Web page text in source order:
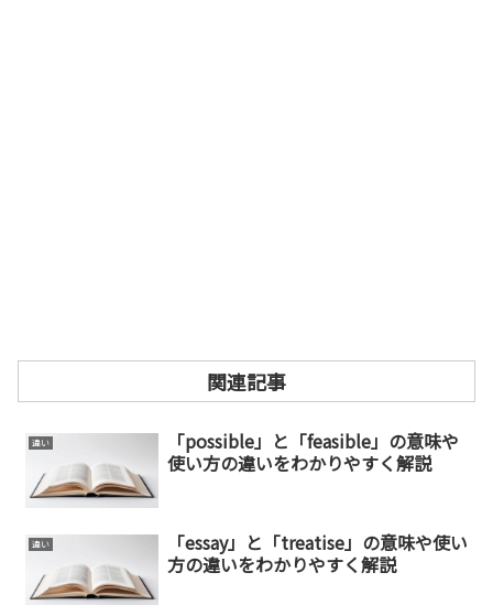
関連記事
違い
「possible」と「feasible」の意味や
使い方の違いをわかりやすく解説
違い
「essay」と「treatise」の意味や使い
方の違いをわかりやすく解説